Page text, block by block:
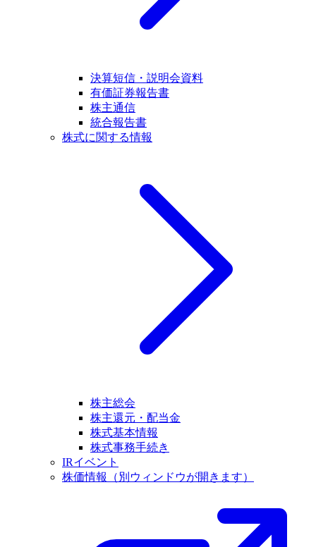
決算短信・説明会資料
有価証券報告書
株主通信
統合報告書
株式に関する情報
株主総会
株主還元・配当金
株式基本情報
株式事務手続き
IRイベント
株価情報
（別ウィンドウが開きます）